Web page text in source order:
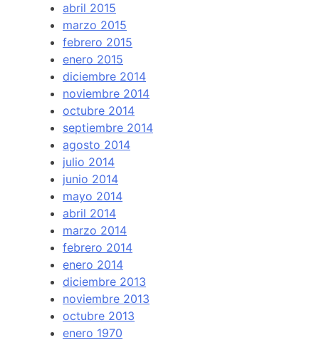
abril 2015
marzo 2015
febrero 2015
enero 2015
diciembre 2014
noviembre 2014
octubre 2014
septiembre 2014
agosto 2014
julio 2014
junio 2014
mayo 2014
abril 2014
marzo 2014
febrero 2014
enero 2014
diciembre 2013
noviembre 2013
octubre 2013
enero 1970